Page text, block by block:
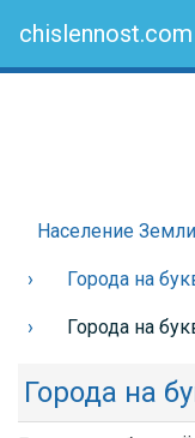
chislennost.com
Население Земли
Города на
Города на
Города на